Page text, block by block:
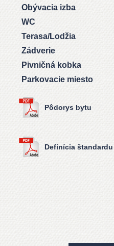
Obývacia izba
WC
Terasa/Lodžia
Zádverie
Pivničná kobka
Parkovacie miesto
Pôdorys bytu
Definícia